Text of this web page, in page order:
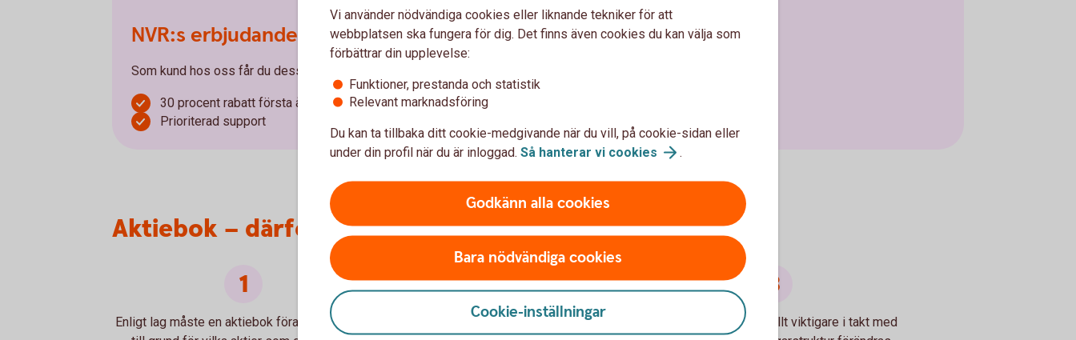
NVR:s erbjudande till våra kunder
Som kund hos oss får du dessutom:
30 procent rabatt första året på NVR:s betaltjänster
Prioriterad support
Aktiebok – därför är den viktig
Enligt lag måste en aktiebok föras - den ligger
Den som underlåter att föra aktiebok riskerar
Regelefterlevnad blir allt viktigare i takt med
Vi använder nödvändiga cookies eller liknande tekniker för att
webbplatsen ska fungera för dig. Det finns även cookies du kan välja som
förbättrar din upplevelse:
Funktioner, prestanda och statistik
Relevant marknadsföring
Du kan ta tillbaka ditt cookie-medgivande när du vill, på cookie-sidan eller
under din profil när du är inloggad. Så hanterar vi cookies .
Godkänn alla cookies
Bara nödvändiga cookies
Cookie-inställningar